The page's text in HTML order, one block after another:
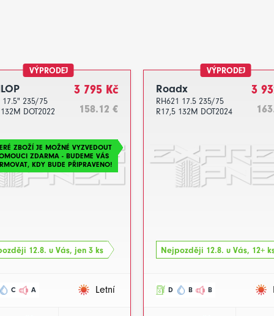
VÝPRODEJ
17.5" 235/75
DOT2022
3 795 Kč
158.12 €
ZBOŽÍ JE MOŽNÉ VYZVEDOUT
ZDARMA - BUDEME VÁS
KDY BUDE PŘIPRAVENO!
12.8. u Vás, jen 3 ks
C A Letní
VÝPRODEJ
Roadx
RH621 17.5 235/75
R17,5 132M DOT2024
3
Nejpozději 12.8. u Vás, 12+
D B B